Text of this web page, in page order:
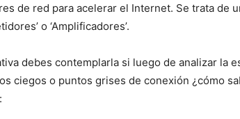
de red para acelerar el Internet. Se trata de
o ‘Amplificadores’.
debes contemplarla si luego de analizar la
ciegos o puntos grises de conexión ¿cómo